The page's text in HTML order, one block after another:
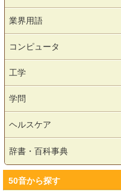
業界用語
コンピュータ
工学
学問
ヘルスケア
辞書・百科事典
50音から探す